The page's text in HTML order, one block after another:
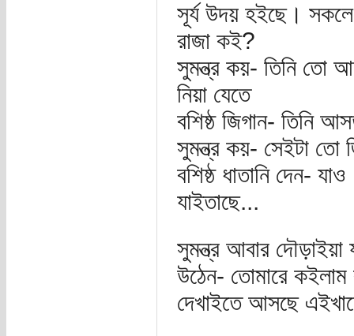
সূর্য উদয় হইছে।
রাজা কই?
সুমন্ত্র কয়- তিনি তো
নিয়া যেতে
বশিষ্ঠ জিগান- তিনি
সুমন্ত্র কয়- সেইটা তো
বশিষ্ঠ ধাতানি দেন-
যাইতাছে...
সুমন্ত্র আবার দৌড়াইয়া
উঠেন- তোমারে কইলাম
দেখাইতে আসছে